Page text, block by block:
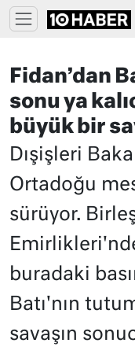
Fidan’dan
sonu ya
büyük bir
Dışişleri
Ortadoğu
sürüyor.
buradaki
Batı'nın
savaşın